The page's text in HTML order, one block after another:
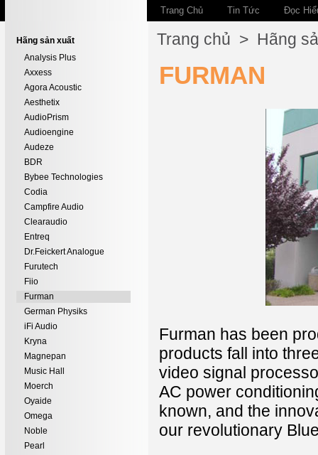
Trang Chủ Tin Tức Đọc
Hãng sản xuất
Analysis Plus
Axxess
Agora Acoustic
Aesthetix
AudioPrism
Audioengine
Audeze
BDR
Bybee Technologies
Codia
Campfire Audio
Clearaudio
Entreq
Dr.Feickert Analogue
Furutech
Fiio
Furman
German Physiks
iFi Audio
Kryna
Magnepan
Music Hall
Moerch
Oyaide
Omega
Noble
Pearl
Trang chủ > Hãng
FURMAN
Furman has been
products fall into
video signal
AC power
known, and the
our revolutionary